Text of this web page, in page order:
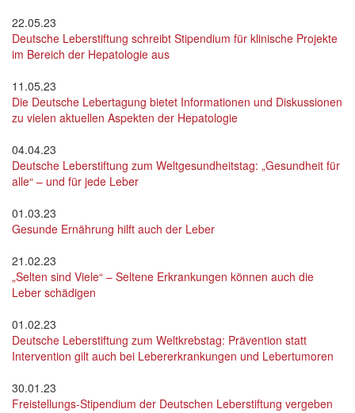
22.05.23
Deutsche Leberstiftung schreibt Stipendium für klinische Projekte
im Bereich der Hepatologie aus
11.05.23
Die Deutsche Lebertagung bietet Informationen und Diskussionen
zu vielen aktuellen Aspekten der Hepatologie
04.04.23
Deutsche Leberstiftung zum Weltgesundheitstag: „Gesundheit für
alle“ – und für jede Leber
01.03.23
Gesunde Ernährung hilft auch der Leber
21.02.23
„Selten sind Viele“ – Seltene Erkrankungen können auch die
Leber schädigen
01.02.23
Deutsche Leberstiftung zum Weltkrebstag: Prävention statt
Intervention gilt auch bei Lebererkrankungen und Lebertumoren
30.01.23
Freistellungs-Stipendium der Deutschen Leberstiftung vergeben